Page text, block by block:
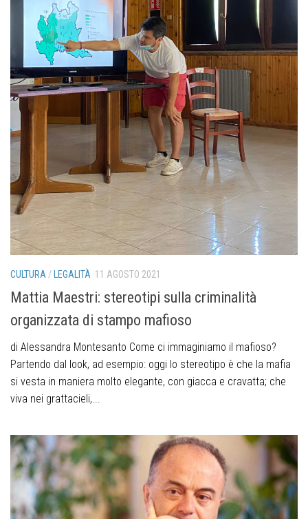
CULTURA/ LEGALITÀ 11 AGOSTO 2021
Mattia Maestri: stereotipi sulla criminalità
organizzata di stampo mafioso
di Alessandra Montesanto Come ci immaginiamo il mafioso?
Partendo dal look, ad esempio: oggi lo stereotipo è che la mafia
si vesta in maniera molto elegante, con giacca e cravatta; che
viva nei grattacieli,...